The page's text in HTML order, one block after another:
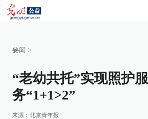
要闻 >
“老幼共托”实现照护服
务“1+1>2”
来源： 北京青年报